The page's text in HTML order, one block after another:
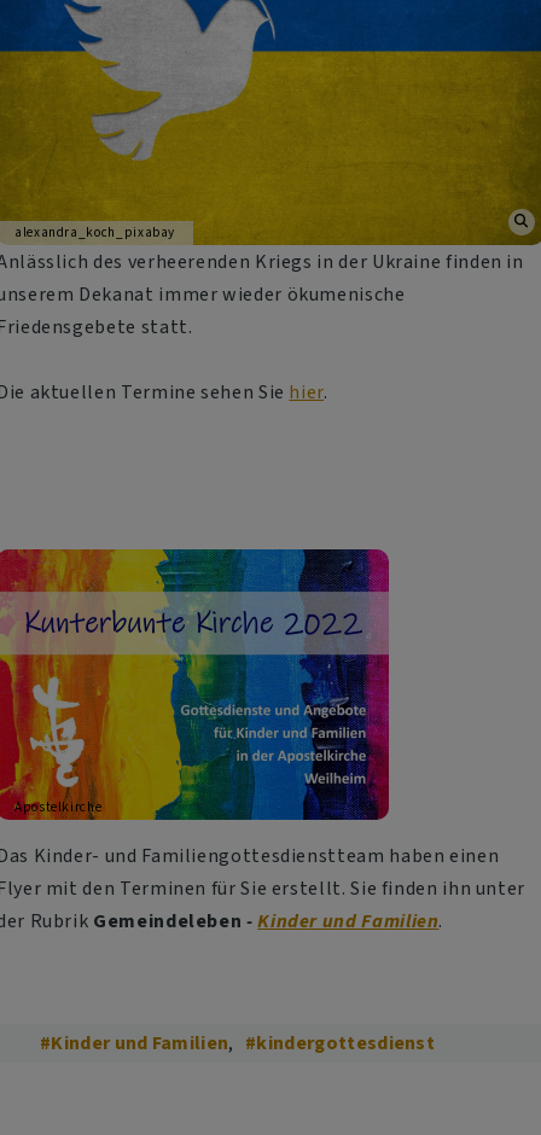
alexandra_koch_pixabay
des verheerenden Kriegs in der Ukraine finden in
Dekanat immer wieder ökumenische
statt.
aktuellen Termine sehen Sie hier.
Apostelkirche
Kinder- und Familiengottesdienstteam haben einen
mit den Terminen für Sie erstellt. Sie finden ihn unter
Rubrik Gemeindeleben-Kinder und Familien.
#Kinder und Familien #kindergottesdienst